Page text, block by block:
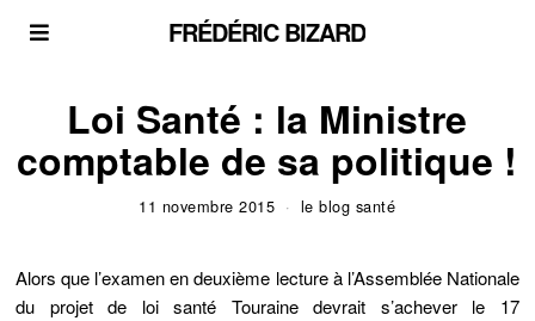
FRÉDÉRIC BIZARD
Loi Santé : la Ministre
comptable de sa politique !
11 novembre 2015 le blog santé
Alors que l’examen en deuxième lecture à l’Assemblée Nationale
du projet de loi santé Touraine devrait s’achever le 17